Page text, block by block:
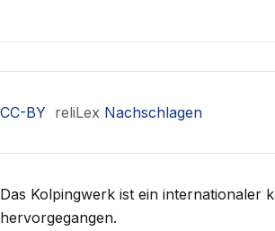
CC-BY reliLex Nachschlagen
Das Kolpingwerk ist ein internationaler
hervorgegangen.